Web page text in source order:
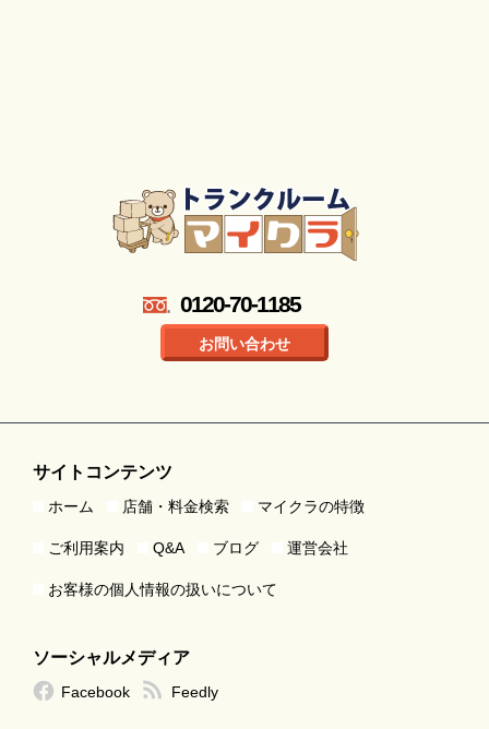
0120-70-1185
お問い合わせ
サイトコンテンツ
ホーム 店舗・料金検索 マイクラの特徴
ご利用案内 Q&A ブログ 運営会社
お客様の個人情報の扱いについて
ソーシャルメディア
Facebook Feedly